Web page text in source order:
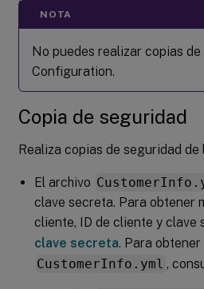
NOTA
No puedes realizar copias
Configuration.
Copia de seguridad
Realiza copias de seguridad
El archivo
clave secreta. Para obtener
cliente, ID de cliente y clave
clave secreta. Para
CustomerInfo.yml ,